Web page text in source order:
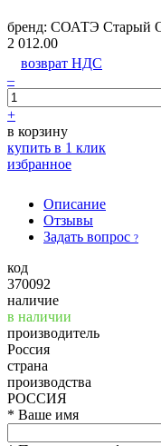
бренд: СОАТЭ Старый
2 012.00
возврат НДС
–
+
в корзину
купить в 1 клик
избранное
Описание
Отзывы
Задать вопрос ?
код
370092
наличие
в наличии
производитель
Россия
страна
производства
РОССИЯ
* Ваше имя